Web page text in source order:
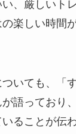
、厳しいト
楽しい時間
いても、「
語っており
ることが伝